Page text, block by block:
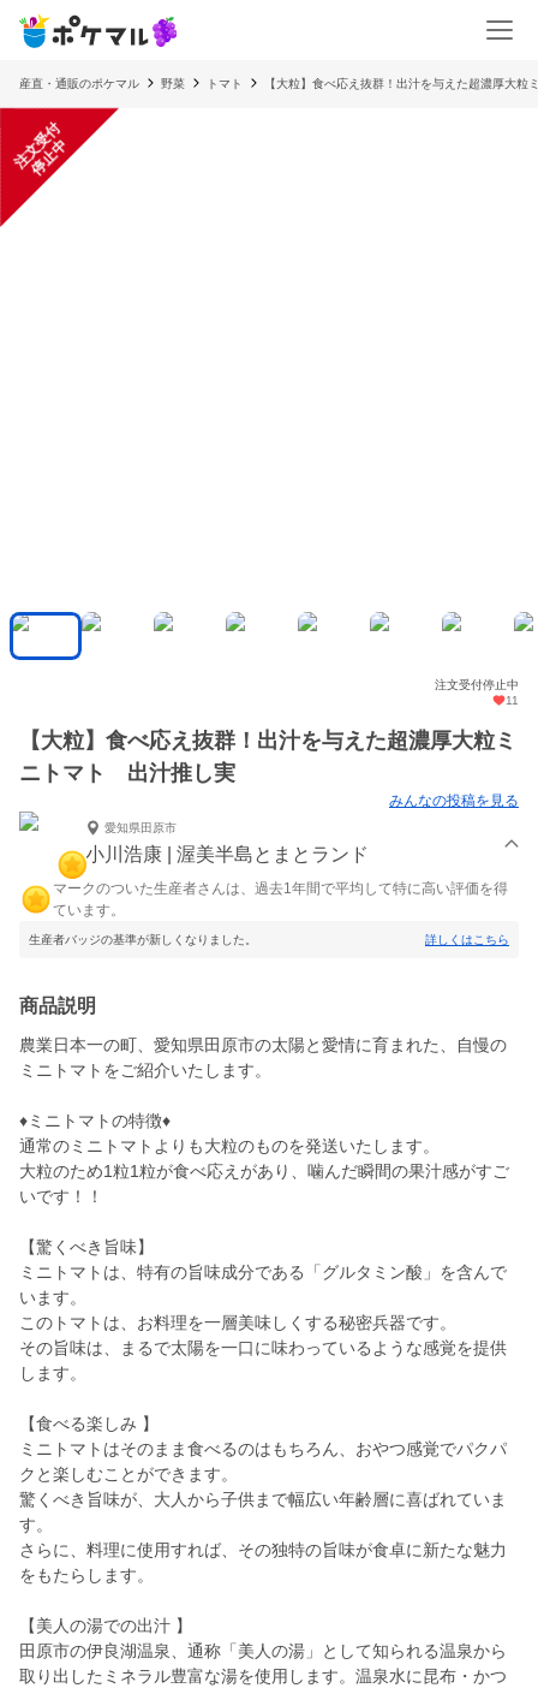
産直・通販のポケマル 野菜 トマト 【大粒】食べ応え抜群！出汁を与えた超濃厚大
注
文
受
付
停
止
中
注文受付停止中
11
【大粒】食べ応え抜群！出汁を与えた超濃厚大粒ミ
ニトマト 出汁推し実
みんなの投稿を見る
愛知県田原市
小川浩康 | 渥美半島とまとランド
マークのついた生産者さんは、過去1年間で平均して特に高い評価を得
ています。
生産者バッジの基準が新しくなりました。 詳しくはこちら
商品説明
農業日本一の町、愛知県田原市の太陽と愛情に育まれた、自慢の
ミニトマトをご紹介いたします。
♦ミニトマトの特徴♦
通常のミニトマトよりも大粒のものを発送いたします。
大粒のため1粒1粒が食べ応えがあり、噛んだ瞬間の果汁感がすご
いです！！
【驚くべき旨味】
ミニトマトは、特有の旨味成分である「グルタミン酸」を含んで
います。
このトマトは、お料理を一層美味しくする秘密兵器です。
その旨味は、まるで太陽を一口に味わっているような感覚を提供
します。
【食べる楽しみ 】
ミニトマトはそのまま食べるのはもちろん、おやつ感覚でパクパ
クと楽しむことができます。
驚くべき旨味が、大人から子供まで幅広い年齢層に喜ばれていま
す。
さらに、料理に使用すれば、その独特の旨味が食卓に新たな魅力
をもたらします。
【美人の湯での出汁 】
田原市の伊良湖温泉、通称「美人の湯」として知られる温泉から
取り出したミネラル豊富な湯を使用します。温泉水に昆布・かつ